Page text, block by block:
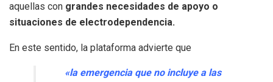
aquellas con grandes necesidades de apoyo o
situaciones de electrodependencia.
En este sentido, la plataforma advierte que
«la emergencia que no incluye a las